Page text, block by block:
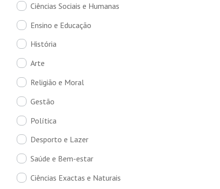
Ciências Sociais e Humanas
Ensino e Educação
História
Arte
Religião e Moral
Gestão
Política
Desporto e Lazer
Saúde e Bem-estar
Ciências Exactas e Naturais